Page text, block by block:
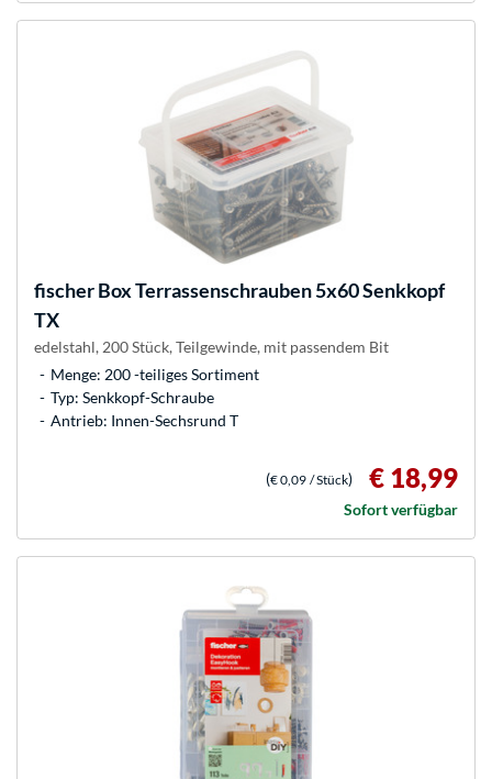
fischerBox Terrassenschrauben 5x60 Senkkopf
TX
edelstahl, 200 Stück, Teilgewinde, mit passendem Bit
Menge: 200 -teiliges Sortiment
Typ: Senkkopf-Schraube
Antrieb: Innen-Sechsrund T
(€ 0,09 / Stück) € 18,99
Sofort verfügbar